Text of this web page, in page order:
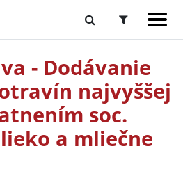
- Dodávanie
najvyššej
soc.
a mliečne